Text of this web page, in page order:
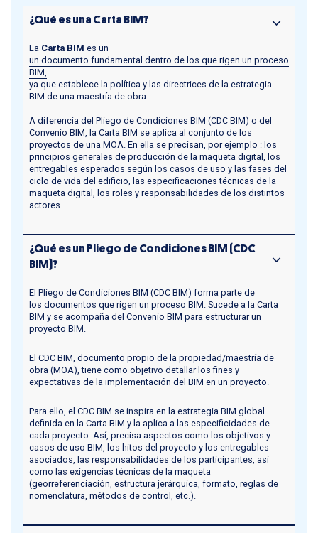
¿Qué es una Carta BIM?
La Carta BIM es un
un documento fundamental dentro de los que rigen un proceso
BIM,
ya que establece la política y las directrices de la estrategia
BIM de una maestría de obra.
A diferencia del Pliego de Condiciones BIM (CDC BIM) o del
Convenio BIM, la Carta BIM se aplica al conjunto de los
proyectos de una MOA. En ella se precisan, por ejemplo : los
principios generales de producción de la maqueta digital, los
entregables esperados según los casos de uso y las fases del
ciclo de vida del edificio, las especificaciones técnicas de la
maqueta digital, los roles y responsabilidades de los distintos
actores.
¿Qué es un Pliego de Condiciones BIM (CDC
BIM)?
El Pliego de Condiciones BIM (CDC BIM) forma parte de
los documentos que rigen un proceso BIM. Sucede a la Carta
BIM y se acompaña del Convenio BIM para estructurar un
proyecto BIM.
El CDC BIM, documento propio de la propiedad/maestría de
obra (MOA), tiene como objetivo detallar los fines y
expectativas de la implementación del BIM en un proyecto.
Para ello, el CDC BIM se inspira en la estrategia BIM global
definida en la Carta BIM y la aplica a las especificidades de
cada proyecto. Así, precisa aspectos como los objetivos y
casos de uso BIM, los hitos del proyecto y los entregables
asociados, las responsabilidades de los participantes, así
como las exigencias técnicas de la maqueta
(georreferenciación, estructura jerárquica, formato, reglas de
nomenclatura, métodos de control, etc.).